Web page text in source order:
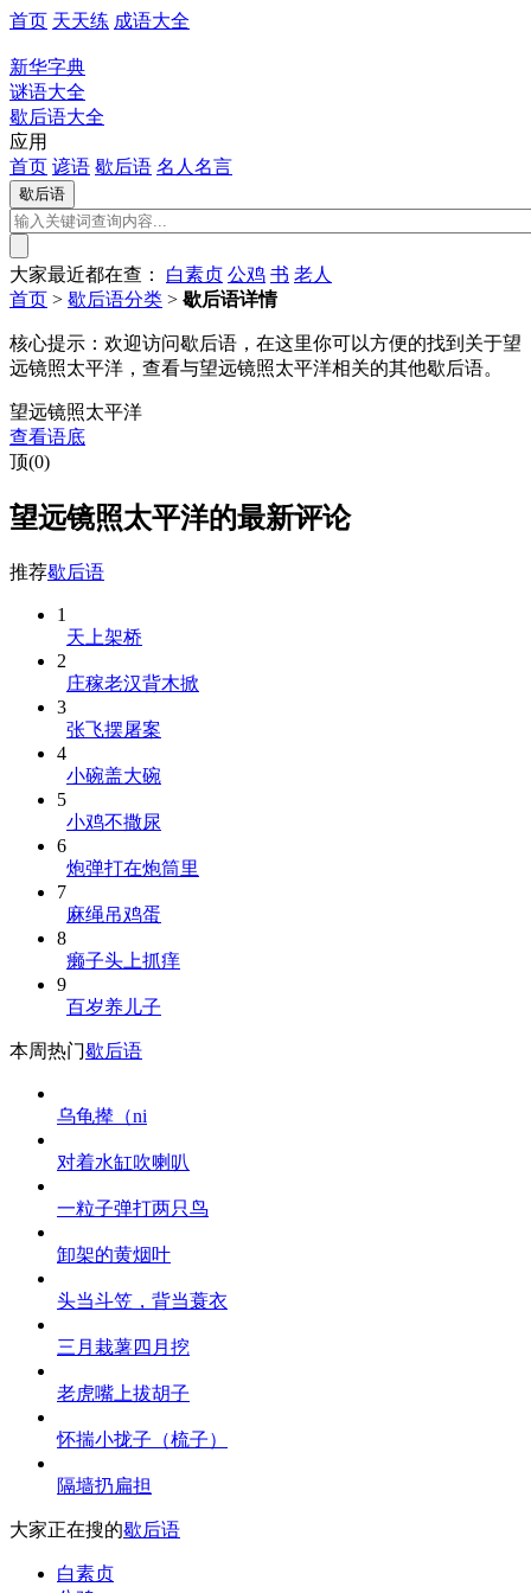
首页 天天练 成语大全
新华字典
谜语大全
歇后语大全
应用
首页 谚语 歇后语 名人名言
大家最近都在查： 白素贞 公鸡 书 老人
首页 > 歇后语分类 > 歇后语详情
核心提示： 欢迎访问歇后语，在这里你可以方便的找到关于望
远镜照太平洋，查看与望远镜照太平洋相关的其他歇后语。
望远镜照太平洋
查看语底
顶(0)
望远镜照太平洋的最新评论
推荐歇后语
1
天上架桥
2
庄稼老汉背木掀
3
张飞摆屠案
4
小碗盖大碗
5
小鸡不撒尿
6
炮弹打在炮筒里
7
麻绳吊鸡蛋
8
癞子头上抓痒
9
百岁养儿子
本周热门歇后语
乌龟撵（ni
对着水缸吹喇叭
一粒子弹打两只鸟
卸架的黄烟叶
头当斗笠，背当蓑衣
三月栽薯四月挖
老虎嘴上拔胡子
怀揣小拢子（梳子）
隔墙扔扁担
大家正在搜的歇后语
白素贞